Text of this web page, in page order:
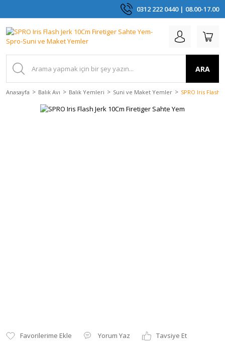
0312 222 0440 | 08.00-17.00
ARA
Anasayfa Balık Avı Balık Yemleri Suni ve Maket Yemler SPRO Iris Flash
Yorum Yaz
Tavsiye Et